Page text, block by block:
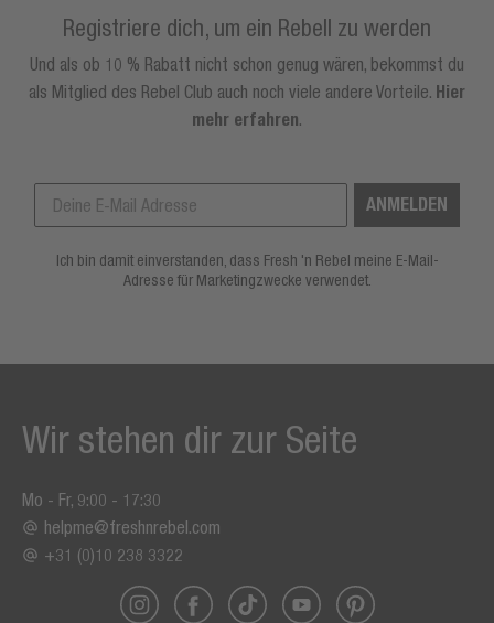
Registriere dich, um ein Rebell zu werden
Und als ob 10 % Rabatt nicht schon genug wären, bekommst du
als Mitglied des Rebel Club auch noch viele andere Vorteile. Hier
mehr erfahren.
ANMELDEN
Ich bin damit einverstanden, dass Fresh 'n Rebel meine E-Mail-
Adresse für Marketingzwecke verwendet.
Wir stehen dir zur Seite
Mo - Fr, 9:00 - 17:30
helpme@freshnrebel.com
+31 (0)10 238 3322